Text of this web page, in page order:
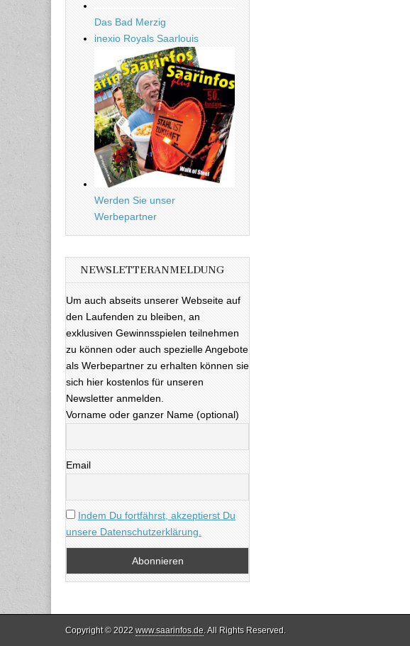
Das Bad Merzig
inexio Royals Saarlouis
Werden Sie unser
Werbepartner
NEWSLETTERANMELDUNG
Um auch abseits unserer Webseite auf
den Laufenden zu bleiben, an
exklusiven Gewinnsspielen teilnehmen
zu können oder auch spezielle Angebote
als Werbepartner zu erhalten können sie
sich hier kostenlos für unseren
Newsletter anmelden.
Vorname oder ganzer Name (optional)
Email
Indem Du fortfährst, akzeptierst Du
unsere Datenschutzerklärung.
Copyright © 2022 www.saarinfos.de. All Rights Reserved.